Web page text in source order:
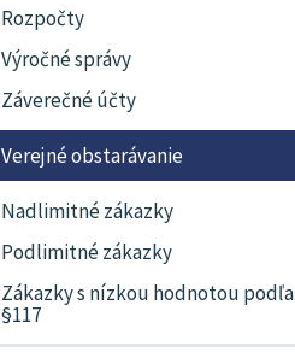
Rozpočty
Výročné správy
Záverečné účty
Verejné obstarávanie
Nadlimitné zákazky
Podlimitné zákazky
Zákazky s nízkou hodnotou podľa
§117